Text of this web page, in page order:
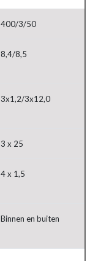
400/3/50
8,4/8,5
3x1,2/3x12,0
3 x 25
4 x 1,5
Binnen en buiten